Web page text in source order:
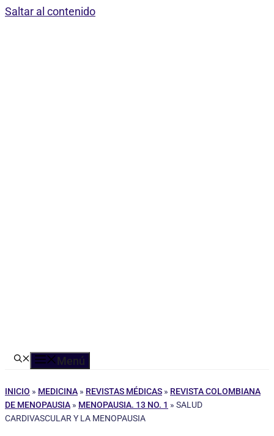
Saltar al contenido
Menú
INICIO » MEDICINA » REVISTAS MÉDICAS » REVISTA COLOMBIANA
DE MENOPAUSIA » MENOPAUSIA. 13 NO. 1 » SALUD
CARDIVASCULAR Y LA MENOPAUSIA